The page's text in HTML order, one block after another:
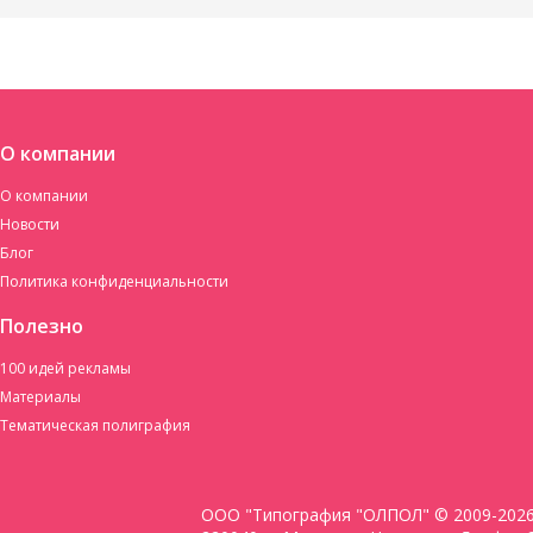
О компании
О компании
Новости
Блог
Политика конфиденциальности
Полезно
100 идей рекламы
Материалы
Тематическая полиграфия
ООО "Типография "ОЛПОЛ" © 2009-